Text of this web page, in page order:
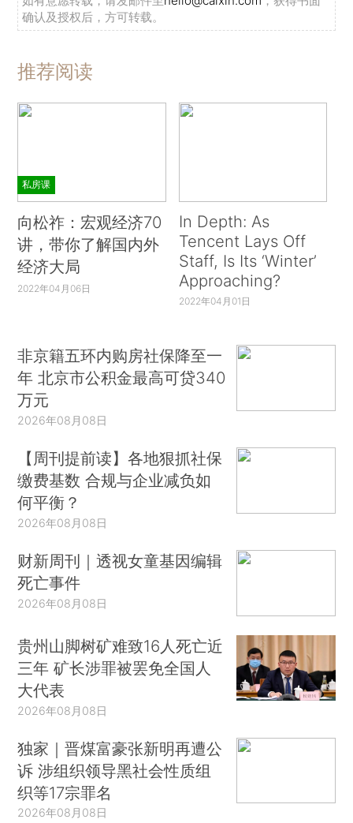
确认及授权后，方可转载。
推荐阅读
私房课
向松祚：宏观经济70
讲，带你了解国内外
经济大局
2022年04月06日
In Depth: As
Tencent Lays Off
Staff, Is Its ‘Winter’
Approaching?
2022年04月01日
非京籍五环内购房社保降至一
年 北京市公积金最高可贷340
万元
2026年08月08日
【周刊提前读】各地狠抓社保
缴费基数 合规与企业减负如
何平衡？
2026年08月08日
财新周刊｜透视女童基因编辑
死亡事件
2026年08月08日
贵州山脚树矿难致16人死亡近
三年 矿长涉罪被罢免全国人
大代表
2026年08月08日
独家｜晋煤富豪张新明再遭公
诉 涉组织领导黑社会性质组
织等17宗罪名
2026年08月08日